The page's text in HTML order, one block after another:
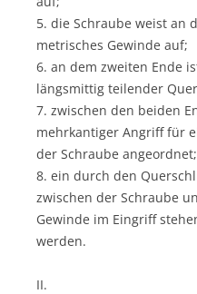
5. die Schraube weist an
metrisches Gewinde auf;
6. an dem zweiten Ende
längsmittig teilender
7. zwischen den beiden
mehrkantiger Angriff für
der Schraube angeordnet;
8. ein durch den
zwischen der Schraube
Gewinde im Eingriff
werden.
II.